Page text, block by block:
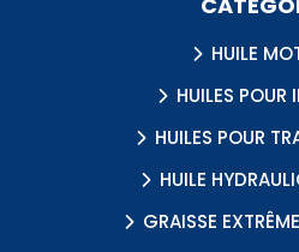
HUILE
HUILES POUR
HUILES POUR
HUILE
GRAISSE